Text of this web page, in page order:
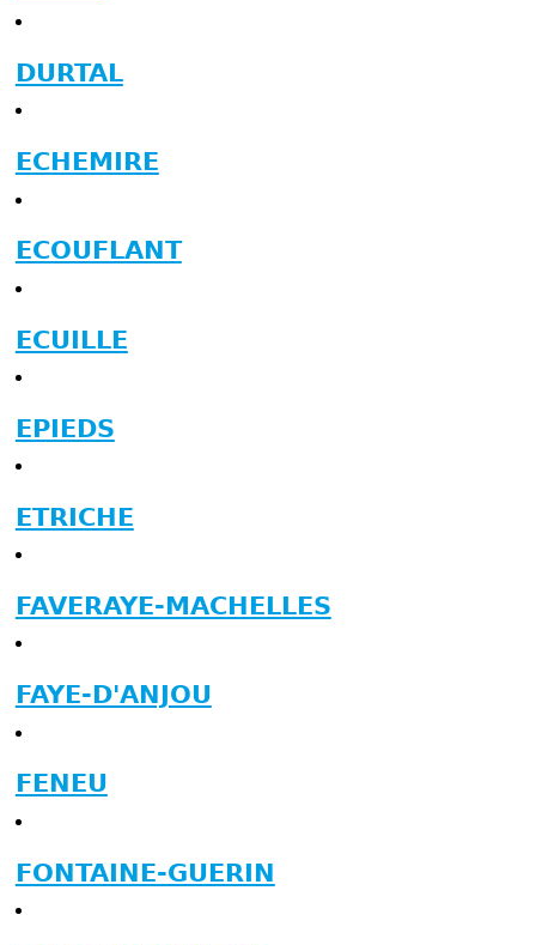
DURTAL
ECHEMIRE
ECOUFLANT
ECUILLE
EPIEDS
ETRICHE
FAVERAYE-MACHELLES
FAYE-D'ANJOU
FENEU
FONTAINE-GUERIN